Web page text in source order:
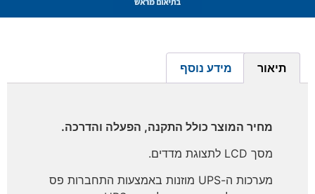
תיאור מידע נוסף
מחיר המוצר כולל התקנה, הפעלה והדרכה.
מסך LCD לתצוגת מדדים.
מערכות ה-UPS מוזנות באמצעות התחברות פס